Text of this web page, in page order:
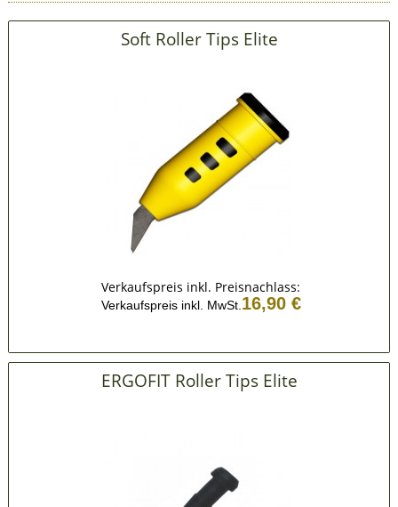
Soft Roller Tips Elite
Verkaufspreis inkl. Preisnachlass:
Verkaufspreis inkl. MwSt. 16,90 €
ERGOFIT Roller Tips Elite